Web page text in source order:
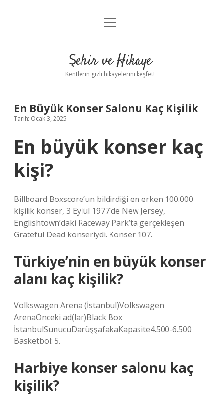
Anasayfa
Yasal Uyarı
menüyü
Şehir ve Hikaye
Kentlerin gizli hikayelerini keşfet!
En Büyük Konser Salonu Kaç Kişilik
Tarih: Ocak 3, 2025
En büyük konser kaç
kişi?
Billboard Boxscore’un bildirdiği en erken 100.000
kişilik konser, 3 Eylül 1977’de New Jersey,
Englishtown’daki Raceway Park’ta gerçekleşen
Grateful Dead konseriydi. Konser 107.
Türkiye’nin en büyük konser
alanı kaç kişilik?
Volkswagen Arena (İstanbul)Volkswagen
ArenaÖnceki ad(lar)Black Box
İstanbulSunucuDarüşşafakaKapasite4.500-6.500
Basketbol: 5.
Harbiye konser salonu kaç
kişilik?